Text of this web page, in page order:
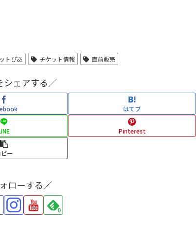
トぴあ チケット情報 直前販売
シェアする／
はてブ
Pinterest
ー
ローする／
0